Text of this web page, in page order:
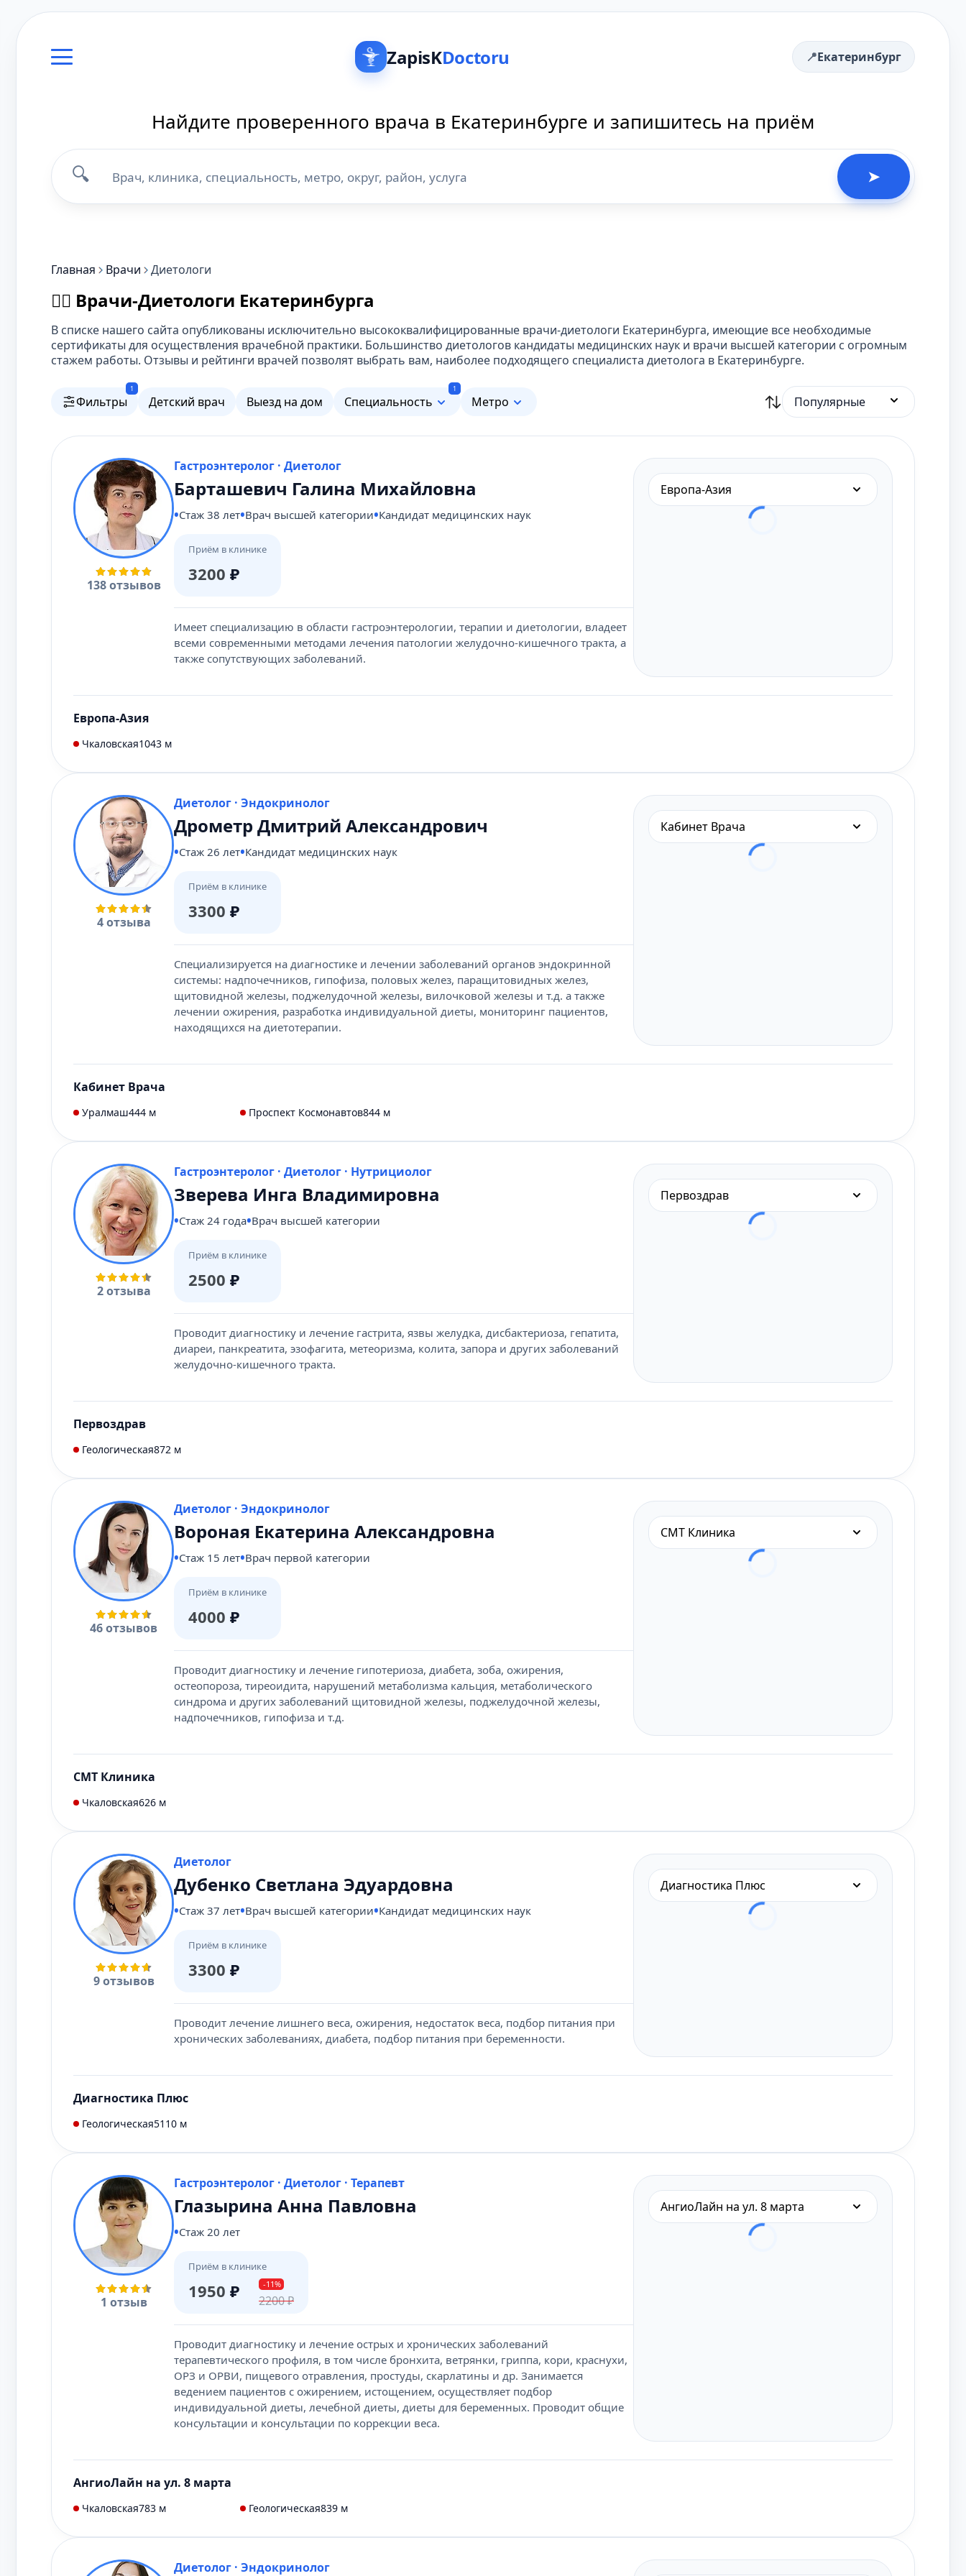
ZapisKDoctoru Екатеринбург
Найдите проверенного врача в Екатеринбурге и запишитесь на приём
🔍 ➤
Главная Врачи Диетологи
👨‍⚕️ Врачи-Диетологи Екатеринбурга
В списке нашего сайта опубликованы исключительно высококвалифицированные врачи-диетологи Екатеринбурга, имеющие все необходимые
сертификаты для осуществления врачебной практики. Большинство диетологов кандидаты медицинских наук и врачи высшей категории с огромным
стажем работы. Отзывы и рейтинги врачей позволят выбрать вам, наиболее подходящего специалиста диетолога в Екатеринбурге.
Фильтры
1
Детский врач Выезд на дом Специальность
1
Метро Популярные
138 отзывов
Гастроэнтеролог · Диетолог
Барташевич Галина Михайловна
Стаж 38 лет Врач высшей категории Кандидат медицинских наук
Приём в клинике
3200 ₽
Имеет специализацию в области гастроэнтерологии, терапии и диетологии, владеет
всеми современными методами лечения патологии желудочно-кишечного тракта, а
также сопутствующих заболеваний.
Европа-Азия
Европа-Азия
Чкаловская1043 м
4 отзыва
Диетолог · Эндокринолог
Дрометр Дмитрий Александрович
Стаж 26 лет Кандидат медицинских наук
Приём в клинике
3300 ₽
Специализируется на диагностике и лечении заболеваний органов эндокринной
системы: надпочечников, гипофиза, половых желез, паращитовидных желез,
щитовидной железы, поджелудочной железы, вилочковой железы и т.д. а также
лечении ожирения, разработка индивидуальной диеты, мониторинг пациентов,
находящихся на диетотерапии.
Кабинет Врача
Кабинет Врача
Уралмаш444 м Проспект Космонавтов844 м
2 отзыва
Гастроэнтеролог · Диетолог · Нутрициолог
Зверева Инга Владимировна
Стаж 24 года Врач высшей категории
Приём в клинике
2500 ₽
Проводит диагностику и лечение гастрита, язвы желудка, дисбактериоза, гепатита,
диареи, панкреатита, эзофагита, метеоризма, колита, запора и других заболеваний
желудочно-кишечного тракта.
Первоздрав
Первоздрав
Геологическая872 м
46 отзывов
Диетолог · Эндокринолог
Вороная Екатерина Александровна
Стаж 15 лет Врач первой категории
Приём в клинике
4000 ₽
Проводит диагностику и лечение гипотериоза, диабета, зоба, ожирения,
остеопороза, тиреоидита, нарушений метаболизма кальция, метаболического
синдрома и других заболеваний щитовидной железы, поджелудочной железы,
надпочечников, гипофиза и т.д.
СМТ Клиника
СМТ Клиника
Чкаловская626 м
9 отзывов
Диетолог
Дубенко Светлана Эдуардовна
Стаж 37 лет Врач высшей категории Кандидат медицинских наук
Приём в клинике
3300 ₽
Проводит лечение лишнего веса, ожирения, недостаток веса, подбор питания при
хронических заболеваниях, диабета, подбор питания при беременности.
Диагностика Плюс
Диагностика Плюс
Геологическая5110 м
1 отзыв
Гастроэнтеролог · Диетолог · Терапевт
Глазырина Анна Павловна
Стаж 20 лет
Приём в клинике
1950 ₽ -11%
2200₽
Проводит диагностику и лечение острых и хронических заболеваний
терапевтического профиля, в том числе бронхита, ветрянки, гриппа, кори, краснухи,
ОРЗ и ОРВИ, пищевого отравления, простуды, скарлатины и др. Занимается
ведением пациентов с ожирением, истощением, осуществляет подбор
индивидуальной диеты, лечебной диеты, диеты для беременных. Проводит общие
консультации и консультации по коррекции веса.
АнгиоЛайн на ул. 8 марта
АнгиоЛайн на ул. 8 марта
Чкаловская783 м Геологическая839 м
Диетолог · Эндокринолог